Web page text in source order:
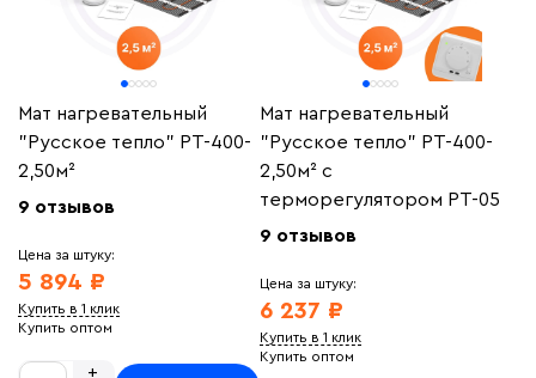
Мат нагревательный
"Русское тепло" РТ-400-
2,50м²
9 отзывов
Цена за штуку:
5 894 ₽
Купить в 1 клик
Купить оптом
+
Мат нагревательный
"Русское тепло" РТ-400-
2,50м² с
терморегулятором РТ-05
9 отзывов
Цена за штуку:
6 237 ₽
Купить в 1 клик
Купить оптом